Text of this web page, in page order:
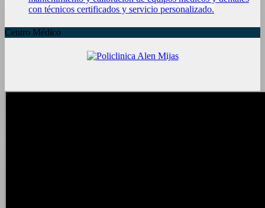
con técnicos certificados y servicio personalizado.
Centro Médico